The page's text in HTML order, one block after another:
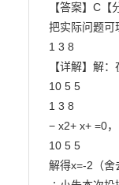
【答案】C【
把实际问题可
1 3 8
【详解】解
10 5 5
1 3 8
− x2+ x+ =0，
10 5 5
解得x=-2（舍